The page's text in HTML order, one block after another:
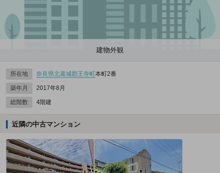
建物外観
所在地 奈良県北葛城郡王寺町本町2番
築年月 2017年8月
総階数 4階建
近隣の中古マンション